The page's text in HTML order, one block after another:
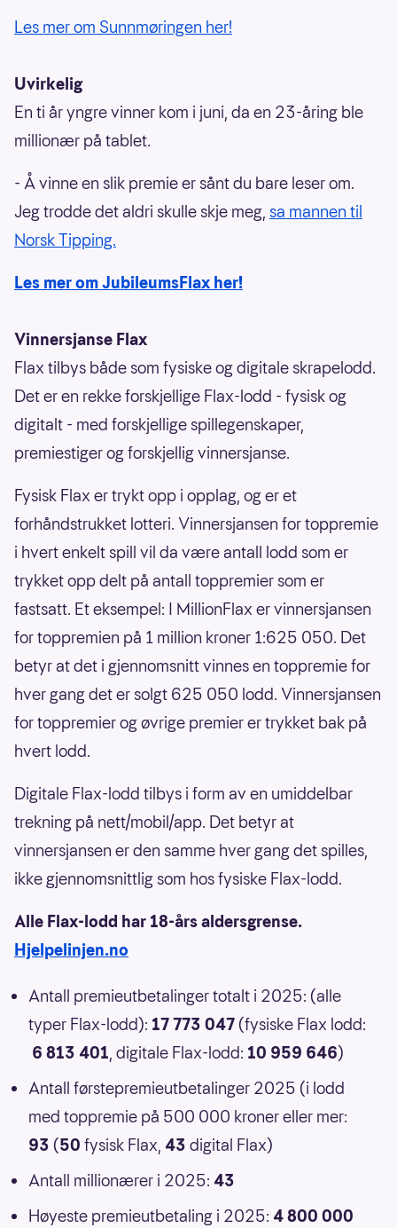
Les mer om Sunnmøringen her!
Uvirkelig
En ti år yngre vinner kom i juni, da en 23-åring ble
millionær på tablet.
- Å vinne en slik premie er sånt du bare leser om.
Jeg trodde det aldri skulle skje meg, sa mannen til
Norsk Tipping.
Les mer om JubileumsFlax her!
Vinnersjanse Flax
Flax tilbys både som fysiske og digitale skrapelodd.
Det er en rekke forskjellige Flax-lodd - fysisk og
digitalt - med forskjellige spillegenskaper,
premiestiger og forskjellig vinnersjanse.
Fysisk Flax er trykt opp i opplag, og er et
forhåndstrukket lotteri. Vinnersjansen for toppremie
i hvert enkelt spill vil da være antall lodd som er
trykket opp delt på antall toppremier som er
fastsatt. Et eksempel: I MillionFlax er vinnersjansen
for toppremien på 1 million kroner 1:625 050. Det
betyr at det i gjennomsnitt vinnes en toppremie for
hver gang det er solgt 625 050 lodd. Vinnersjansen
for toppremier og øvrige premier er trykket bak på
hvert lodd.
Digitale Flax-lodd tilbys i form av en umiddelbar
trekning på nett/mobil/app. Det betyr at
vinnersjansen er den samme hver gang det spilles,
ikke gjennomsnittlig som hos fysiske Flax-lodd.
Alle Flax-lodd har 18-års aldersgrense.
Hjelpelinjen.no
Antall premieutbetalinger totalt i 2025: (alle
typer Flax-lodd): 17 773 047 (fysiske Flax lodd:
6 813 401, digitale Flax-lodd: 10 959 646)
Antall førstepremieutbetalinger 2025 (i lodd
med toppremie på 500 000 kroner eller mer:
93 (50 fysisk Flax, 43 digital Flax)
Antall millionærer i 2025: 43
Høyeste premieutbetaling i 2025: 4 800 000